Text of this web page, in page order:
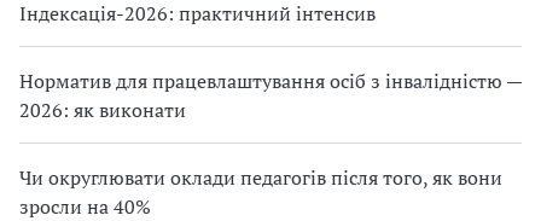
Індексація-2026: практичний інтенсив
Норматив для працевлаштування осіб з інвалідністю —
2026: як виконати
Чи округлювати оклади педагогів після того, як вони
зросли на 40%